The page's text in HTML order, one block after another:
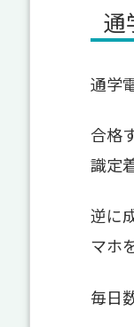
通
通学
合格
識定
逆に
マホ
毎日